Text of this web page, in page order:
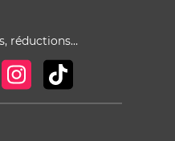
réductions…